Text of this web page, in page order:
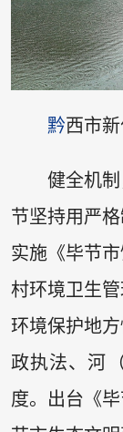
黔西市
健全机
节坚持用严
实施《毕节
村环境卫生
环境保护地
政执法、河
度。出台《